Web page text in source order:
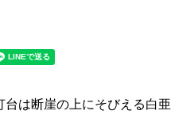
は断崖の上にそびえる白